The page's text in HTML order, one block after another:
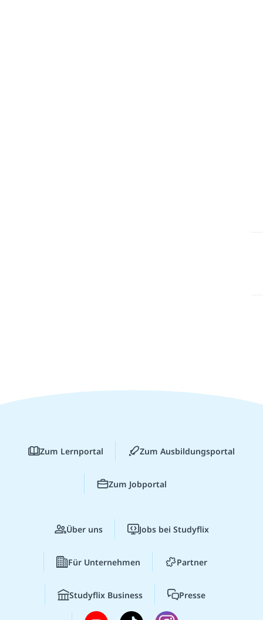
Zum Lernportal Zum Ausbildungsportal
Zum Jobportal
Über uns Jobs bei Studyflix
Für Unternehmen Partner
Studyflix Business Presse